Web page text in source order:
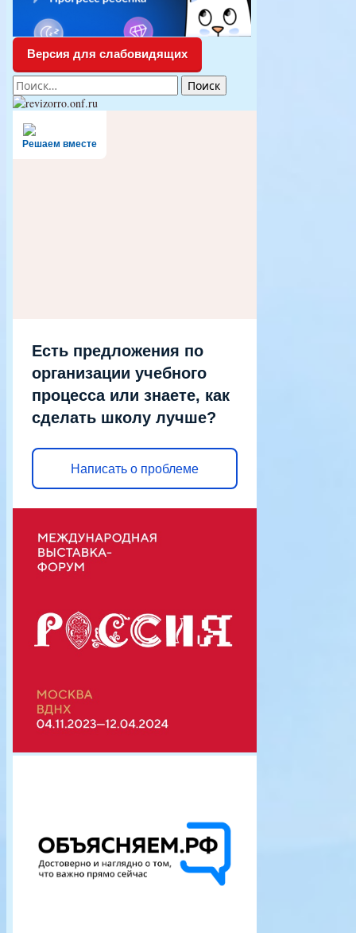
Версия для слабовидящих
Найти:
Решаем вместе
Есть предложения по
организации учебного
процесса или знаете, как
сделать школу лучше?
Написать о проблеме